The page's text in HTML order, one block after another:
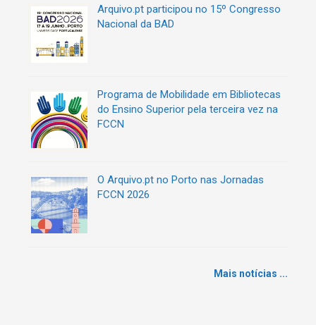
Arquivo.pt participou no 15º Congresso
Nacional da BAD
Programa de Mobilidade em Bibliotecas
do Ensino Superior pela terceira vez na
FCCN
O Arquivo.pt no Porto nas Jornadas
FCCN 2026
Mais notícias ...